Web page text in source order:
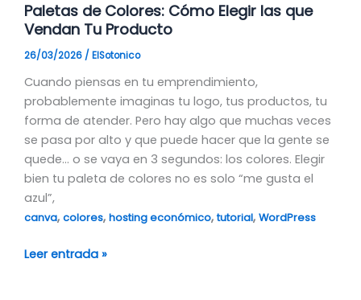
Paletas de Colores: Cómo Elegir las que
Vendan Tu Producto
26/03/2026 / ElSotonico
Cuando piensas en tu emprendimiento,
probablemente imaginas tu logo, tus productos, tu
forma de atender. Pero hay algo que muchas veces
se pasa por alto y que puede hacer que la gente se
quede… o se vaya en 3 segundos: los colores. Elegir
bien tu paleta de colores no es solo “me gusta el
azul”,
canva, colores, hosting económico, tutorial, WordPress
Leer entrada »